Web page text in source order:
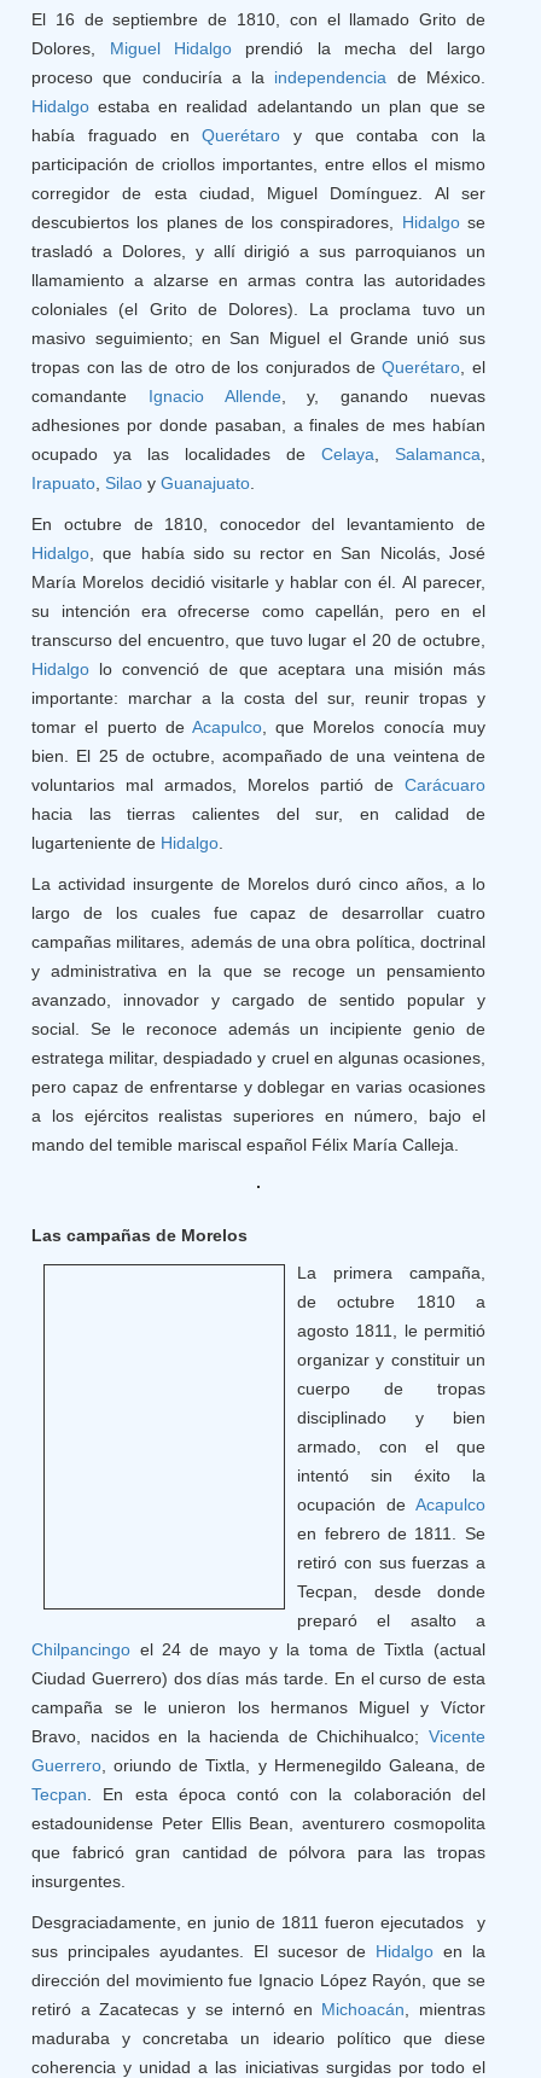
El 16 de septiembre de 1810, con el llamado Grito de
Dolores, Miguel Hidalgoprendió la mecha del largo
proceso que conduciría a la independencia de México.
Hidalgo estaba en realidad adelantando un plan que se
había fraguado enQuerétaro y que contaba con la
participación de criollos importantes, entre ellos el mismo
corregidor de esta ciudad, Miguel Domínguez. Al ser
descubiertos los planes de los conspiradores, Hidalgose
trasladó a Dolores, y allí dirigió a sus parroquianos un
llamamiento a alzarse en armas contra las autoridades
coloniales (el Grito de Dolores). La proclama tuvo un
masivo seguimiento; en San Miguel el Grande unió sus
tropas con las de otro de los conjurados deQuerétaro , el
comandante Ignacio Allende, y, ganando nuevas
adhesiones por donde pasaban, a finales de mes habían
ocupado ya las localidades de Celaya Salamanca
Irapuato Silao yGuanajuato
En octubre de 1810, conocedor del levantamiento de
Hidalgo , que había sido su rector en San Nicolás, José
María Morelos decidió visitarle y hablar con él. Al parecer,
su intención era ofrecerse como capellán, pero en el
transcurso del encuentro, que tuvo lugar el 20 de octubre,
Hidalgo lo convenció de que aceptara una misión más
importante: marchar a la costa del sur, reunir tropas y
tomar el puerto de Acapulco , que Morelos conocía muy
bien. El 25 de octubre, acompañado de una veintena de
voluntarios mal armados, Morelos partió de Carácuaro
hacia las tierras calientes del sur, en calidad de
lugarteniente de Hidalgo
La actividad insurgente de Morelos duró cinco años, a lo
largo de los cuales fue capaz de desarrollar cuatro
campañas militares, además de una obra política, doctrinal
y administrativa en la que se recoge un pensamiento
avanzado, innovador y cargado de sentido popular y
social. Se le reconoce además un incipiente genio de
estratega militar, despiadado y cruel en algunas ocasiones,
pero capaz de enfrentarse y doblegar en varias ocasiones
a los ejércitos realistas superiores en número, bajo el
mando del temible mariscal español Félix María Calleja.
Las campañas de Morelos
La primera campaña,
de octubre 1810 a
agosto 1811, le permitió
organizar y constituir un
cuerpo de tropas
disciplinado y bien
armado, con el que
intentó sin éxito la
ocupación de Acapulco
en febrero de 1811. Se
retiró con sus fuerzas a
Tecpan, desde donde
preparó el asalto a
Chilpancingo el 24 de mayo y la toma de Tixtla (actual
Ciudad Guerrero) dos días más tarde. En el curso de esta
campaña se le unieron los hermanos Miguel y Víctor
Bravo, nacidos en la hacienda de Chichihualco; Vicente
Guerrero , oriundo de Tixtla, y Hermenegildo Galeana, de
Tecpan . En esta época contó con la colaboración del
estadounidense Peter Ellis Bean, aventurero cosmopolita
que fabricó gran cantidad de pólvora para las tropas
insurgentes.
Desgraciadamente, en junio de 1811 fueron ejecutados y
sus principales ayudantes. El sucesor de Hidalgo en la
dirección del movimiento fue Ignacio López Rayón, que se
retiró a Zacatecas y se internó en Michoacán , mientras
maduraba y concretaba un ideario político que diese
coherencia y unidad a las iniciativas surgidas por todo el